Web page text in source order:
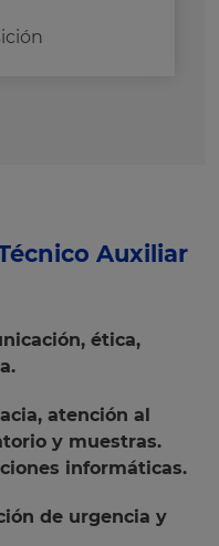
Auxiliar
ética,
atención al
y muestras.
informáticas.
de urgencia y